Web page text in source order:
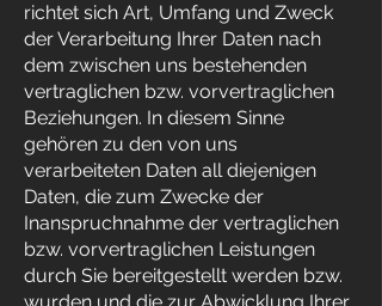
richtet sich Art, Umfang und Zweck
der Verarbeitung Ihrer Daten nach
dem zwischen uns bestehenden
vertraglichen bzw. vorvertraglichen
Beziehungen. In diesem Sinne
gehören zu den von uns
verarbeiteten Daten all diejenigen
Daten, die zum Zwecke der
Inanspruchnahme der vertraglichen
bzw. vorvertraglichen Leistungen
durch Sie bereitgestellt werden bzw.